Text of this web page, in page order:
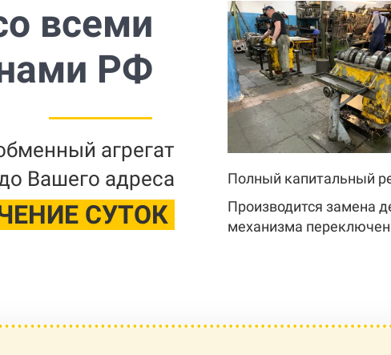
всеми
РФ
агрегат
Вашего адреса
СУТОК
Полный капитальный
Производится замена
механизма